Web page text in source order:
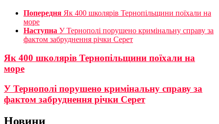
Попередня Як 400 школярів Тернопільщини поїхали на
море
Наступна У Тернополі порушено кримінальну справу за
фактом забруднення річки Серет
Як 400 школярів Тернопільщини поїхали на
море
У Тернополі порушено кримінальну справу за
фактом забруднення річки Серет
Новини